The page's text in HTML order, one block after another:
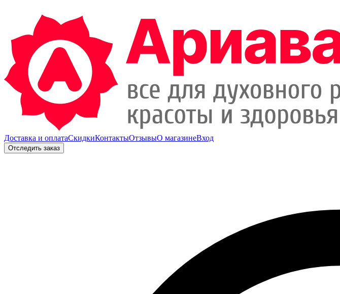
Доставка и оплатаСкидкиКонтактыОтзывыО магазинеВход
Отследить заказ